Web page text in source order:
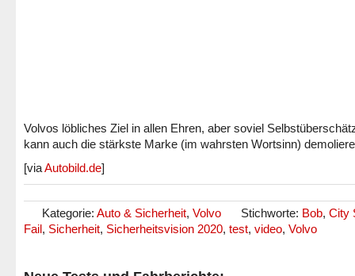
Volvos löbliches Ziel in allen Ehren, aber soviel
kann auch die stärkste Marke (im wahrsten Wortsinn)
[viaAutobild.de]
Kategorie: Auto & Sicherheit, Volvo Stichworte: Bob, City
Fail, Sicherheit, Sicherheitsvision 2020, test, video, Volvo